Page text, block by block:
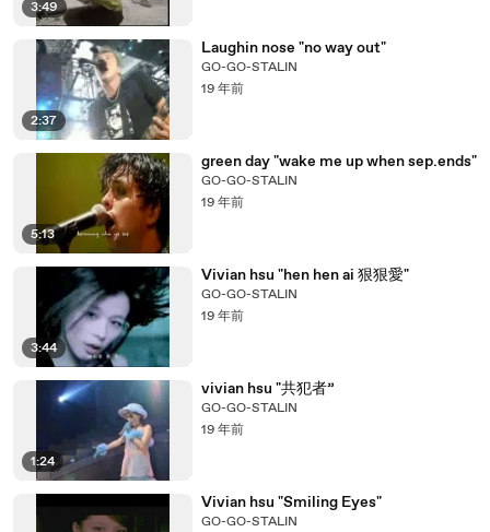
3:49
2:37
Laughin nose "no way out"
GO-GO-STALIN
19 年前
5:13
green day "wake me up when sep.ends"
GO-GO-STALIN
19 年前
3:44
Vivian hsu "hen hen ai 狠狠愛"
GO-GO-STALIN
19 年前
1:24
vivian hsu "共犯者”
GO-GO-STALIN
19 年前
Vivian hsu "Smiling Eyes"
GO-GO-STALIN